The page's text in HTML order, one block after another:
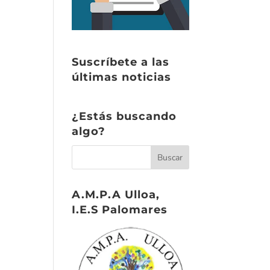
Suscríbete a las
últimas noticias
¿Estás buscando
algo?
A.M.P.A Ulloa,
I.E.S Palomares